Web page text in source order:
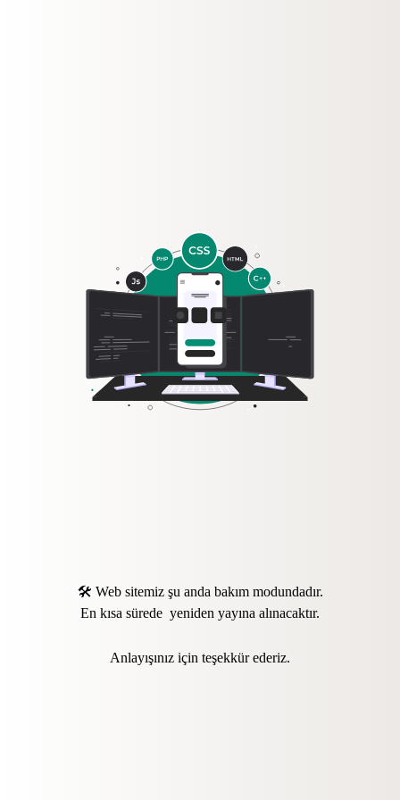
🛠️ Web sitemiz şu anda bakım modundadır.
En kısa sürede yeniden yayına alınacaktır.
Anlayışınız için teşekkür ederiz.